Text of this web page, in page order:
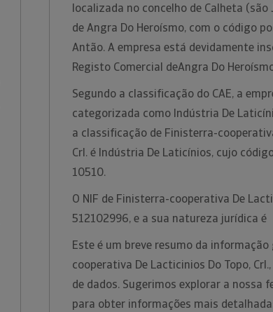
localizada no concelho de Calheta
de Angra Do Heroísmo, com o código
Antão. A empresa está devidamente
Registo Comercial deAngra Do
Segundo a classificação do CAE, a
categorizada como Indústria De
a classificação de Finisterra-
Crl. é Indústria De Laticínios, cujo
10510.
O NIF de Finisterra-cooperativa De
512102996, e a sua natureza jurídica
Este é um breve resumo da
cooperativa De Lacticinios Do Topo,
de dados. Sugerimos explorar a nossa
para obter informações mais